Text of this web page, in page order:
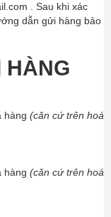
. Sau khi xác
dẫn gửi hàng bảo
HÀNG
hàng (căn cứ trên hoá
hàng (căn cứ trên hoá